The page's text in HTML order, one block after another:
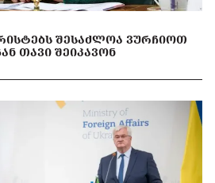
ᲨᲔᲡᲐᲫᲚᲝᲐ ᲕᲣᲠᲩᲘᲝᲗ
ᲗᲐᲕᲘ ᲨᲔᲘᲙᲐᲕᲝᲜ